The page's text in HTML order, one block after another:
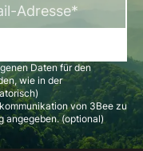
Daten für den
wie in der
von 3Bee zu
angegeben. (optional)